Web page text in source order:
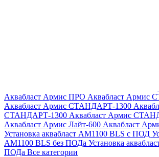
Аквабласт Армис ПРО Аквабласт Армис
Аквабласт Армис СТАНДАРТ-1300
СТАНДАРТ-1300 Аквабласт Армис
Аквабласт Армис Лайт-600 Аквабласт
Установка аквабласт AM1100 BLS с ПОД
AM1100 BLS без ПОДа Установка
ПОДа Все категории